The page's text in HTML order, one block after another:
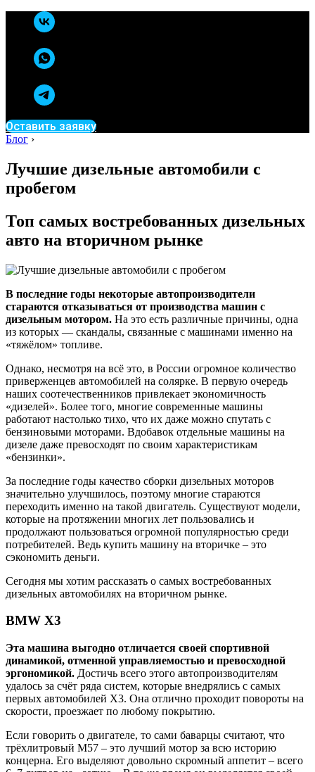
Оставить заявку
Блог ›
Лучшие дизельные автомобили с
пробегом
Топ самых востребованных дизельных
авто на вторичном рынке
В последние годы некоторые автопроизводители
стараются отказываться от производства машин с
дизельным мотором. На это есть различные причины, одна
из которых — скандалы, связанные с машинами именно на
«тяжёлом» топливе.
Однако, несмотря на всё это, в России огромное количество
приверженцев автомобилей на солярке. В первую очередь
наших соотечественников привлекает экономичность
«дизелей». Более того, многие современные машины
работают настолько тихо, что их даже можно спутать с
бензиновыми моторами. Вдобавок отдельные машины на
дизеле даже превосходят по своим характеристикам
«бензинки».
За последние годы качество сборки дизельных моторов
значительно улучшилось, поэтому многие стараются
переходить именно на такой двигатель. Существуют модели,
которые на протяжении многих лет пользовались и
продолжают пользоваться огромной популярностью среди
потребителей. Ведь купить машину на вторичке – это
сэкономить деньги.
Сегодня мы хотим рассказать о самых востребованных
дизельных автомобилях на вторичном рынке.
BMW X3
Эта машина выгодно отличается своей спортивной
динамикой, отменной управляемостью и превосходной
эргономикой. Достичь всего этого автопроизводителям
удалось за счёт ряда систем, которые внедрялись с самых
первых автомобилей X3. Она отлично проходит повороты на
скорости, проезжает по любому покрытию.
Если говорить о двигателе, то сами баварцы считают, что
трёхлитровый М57 – это лучший мотор за всю историю
концерна. Его выделяют довольно скромный аппетит – всего